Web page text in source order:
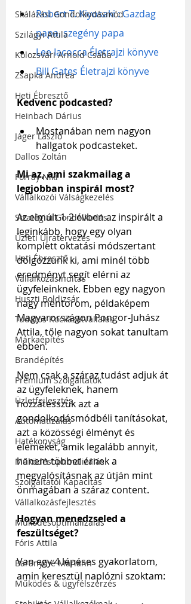
Skálázási Gondolkodásmód
Szilágyi Attila
Kolozsvári Arnold Csaba
Zsapka Andrea
Heti Ébresztő
Heinbach Dárius
Jáger László
Dallos Zoltán
Forray Niki
Vállalkozói Válságkezelés
Stratégiai Gondolkodás
Üzleti Újratervezés
Heti Ébresztő
Vállalkozásindítás
Huszti Boldizsár
Tudatos Kockázatvállalás
Márkaépítés
Brandépítés
Prémium Szolgáltatók
Üzletfejlesztés
Automatizálás
Hatékonyság
Működésoptimalizálás
Szolgáltatói Kapacitás
Vállalkozásfejlesztés
Működésoptimalizálás
Fóris Attila
Baranyiné Mariann
Működés & ügyfélszerzés
Robert T. Kiyosaki : Gazdag
papa, szegény papa
Lee Iacocca Életrajzi könyve
Bill Gates Életrajzi könyve
Kedvenc podcasted?
Mostanában nem nagyon
hallgatok podcasteket.
Mi az, ami szakmailag a
legjobban inspirál most?
Az elmúlt 1-2 évben az inspirált a
leginkább, hogy egy olyan
komplett oktatási módszertant
dolgozzunk ki, ami minél több
eredményt segít elérni az
ügyfeleinknek. Ebben egy nagyon
nagy mentorom, példaképem
Magyarországon Pongor-Juhász
Attila, tőle nagyon sokat tanultam
ebben.
Nem csak a száraz tudást adjuk át
az ügyfeleknek, hanem
hozzátesszük azt a
gondolkodásmódbéli tanításokat,
azt a közösségi élményt és
elemeket, amik legalább annyit,
hanem többet érnek a
megvalósításnak az útján mint
önmagában a száraz content.
Hogyan menedzseled a
feszültséget?
Van egy 4 lépéses gyakorlatom,
amin keresztül naplózni szoktam: